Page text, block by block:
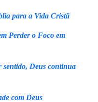
para a Vida Cristã
Perder o Foco em
sentido, Deus continua
com Deus